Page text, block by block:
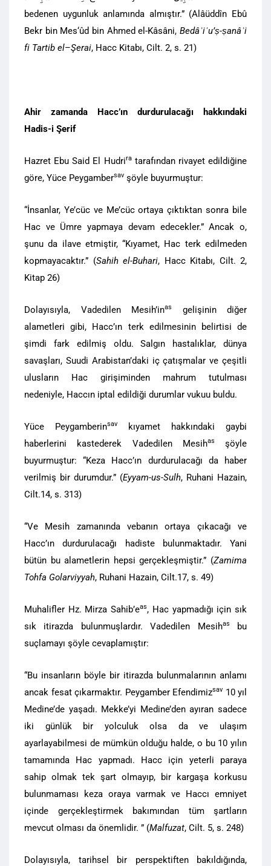
bedenen uygunluk anlamında almıştır.” (Alâüddîn Ebû
Bekr bin Mes‘ûd bin Ahmed el-Kâsâni, Bedâʾiʿu’ṣ-ṣanâʾi
fi Tartib el–Şerai, Hacc Kitabı, Cilt. 2, s. 21)
Ahir zamanda Hacc’ın durdurulacağı hakkındaki
Hadis-i Şerif
Hazret Ebu Said El Hudriratarafından rivayet edildiğine
göre, Yüce Peygambersav şöyle buyurmuştur:
“İnsanlar, Ye’cüc ve Me’cüc ortaya çıktıktan sonra bile
Hac ve Ümre yapmaya devam edecekler.” Ancak o,
şunu da ilave etmiştir, “Kıyamet, Hac terk edilmeden
kopmayacaktır.” (Sahih el-Buhari, Hacc Kitabı, Cilt. 2,
Kitap 26)
Dolayısıyla, Vadedilen Mesih’inas
gelişinin diğer
alametleri gibi, Hacc’ın terk edilmesinin belirtisi de
şimdi fark edilmiş oldu. Salgın hastalıklar, dünya
savaşları, Suudi Arabistan’daki iç çatışmalar ve çeşitli
ulusların Hac girişiminden mahrum tutulması
nedeniyle, Haccın iptal edildiği durumlar vukuu buldu.
Yüce Peygamberinsav
kıyamet hakkındaki gaybi
haberlerini kastederek Vadedilen Mesihas
şöyle
buyurmuştur: “Keza Hacc’ın durdurulacağı da haber
verilmiş bir durumdur.” (Eyyam-us-Sulh, Ruhani Hazain,
Cilt.14, s. 313)
“Ve Mesih zamanında vebanın ortaya çıkacağı ve
Hacc’ın durdurulacağı hadiste bulunmaktadır. Yani
bütün bu alametlerin hepsi gerçekleşmiştir.” (Zamima
Tohfa Golarviyyah, Ruhani Hazain, Cilt.17, s. 49)
Muhalifler Hz. Mirza Sahib’eas, Hac yapmadığı için sık
sık itirazda bulunmuşlardır. Vadedilen Mesihas
bu
suçlamayı şöyle cevaplamıştır:
“Bu insanların böyle bir itirazda bulunmalarının anlamı
ancak fesat çıkarmaktır. Peygamber Efendimizsav 10 yıl
Medine’de yaşadı. Mekke’yi Medine’den ayıran sadece
iki günlük bir yolculuk olsa da ve ulaşım
ayarlayabilmesi de mümkün olduğu halde, o bu 10 yılın
tamamında Hac yapmadı. Hacc için yeterli paraya
sahip olmak tek şart olmayıp, bir kargaşa korkusu
bulunmaması keza oraya varmak ve Haccı emniyet
içinde gerçekleştirmek bakımından tüm şartların
mevcut olması da önemlidir. ” (Malfuzat, Cilt. 5, s. 248)
Dolayısıyla, tarihsel bir perspektiften bakıldığında,